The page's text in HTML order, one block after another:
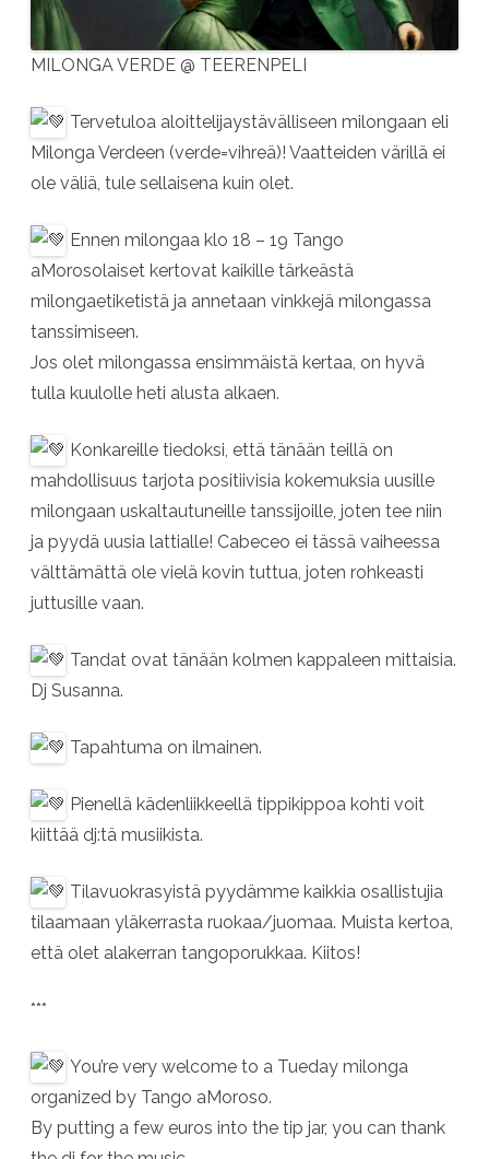
MILONGA VERDE @ TEERENPELI
Tervetuloa aloittelijaystävälliseen milongaan eli
Milonga Verdeen (verde=vihreä)! Vaatteiden värillä ei
ole väliä, tule sellaisena kuin olet.
Ennen milongaa klo 18 – 19 Tango
aMorosolaiset kertovat kaikille tärkeästä
milongaetiketistä ja annetaan vinkkejä milongassa
tanssimiseen.
Jos olet milongassa ensimmäistä kertaa, on hyvä
tulla kuulolle heti alusta alkaen.
Konkareille tiedoksi, että tänään teillä on
mahdollisuus tarjota positiivisia kokemuksia uusille
milongaan uskaltautuneille tanssijoille, joten tee niin
ja pyydä uusia lattialle! Cabeceo ei tässä vaiheessa
välttämättä ole vielä kovin tuttua, joten rohkeasti
juttusille vaan.
Tandat ovat tänään kolmen kappaleen mittaisia.
Dj Susanna.
Tapahtuma on ilmainen.
Pienellä kädenliikkeellä tippikippoa kohti voit
kiittää dj:tä musiikista.
Tilavuokrasyistä pyydämme kaikkia osallistujia
tilaamaan yläkerrasta ruokaa/juomaa. Muista kertoa,
että olet alakerran tangoporukkaa. Kiitos!
***
You’re very welcome to a Tueday milonga
organized by Tango aMoroso.
By putting a few euros into the tip jar, you can thank